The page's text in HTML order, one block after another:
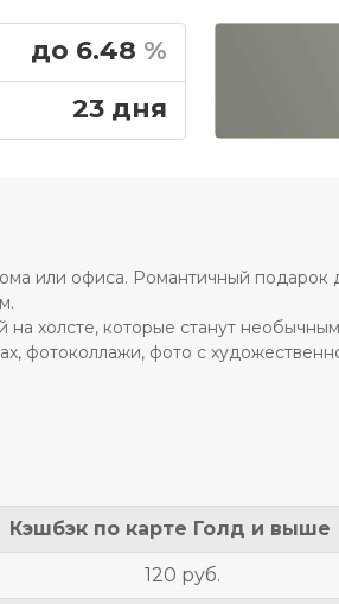
до 6.48 %
23 дня
или офиса. Романтичный
на холсте, которые станут
фотоколлажи, фото с
Кэшбэк по карте Голд и
120 руб.